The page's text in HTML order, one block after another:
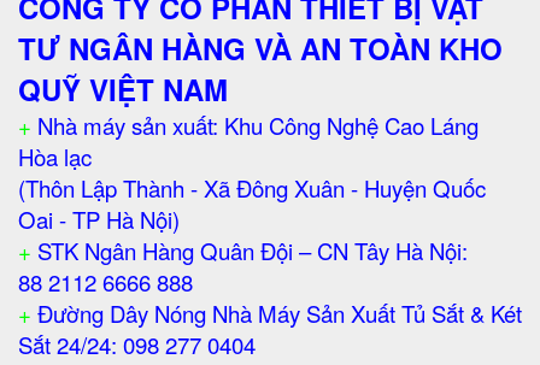
TƯ NGÂN HÀNG VÀ AN TOÀN KHO
QUỸ VIỆT NAM
+ Nhà máy sản xuất: Khu Công Nghệ Cao Láng
Hòa lạc
(Thôn Lập Thành - Xã Đông Xuân - Huyện Quốc
Oai - TP Hà Nội)
+ STK Ngân Hàng Quân Đội – CN Tây Hà Nội:
88 2112 6666 888
+ Đường Dây Nóng Nhà Máy Sản Xuất Tủ Sắt & Két
Sắt 24/24: 098 277 0404